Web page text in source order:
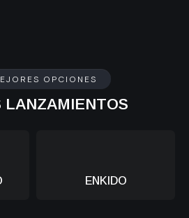
OPCIONES
LANZAMIENTOS
ENKIDO